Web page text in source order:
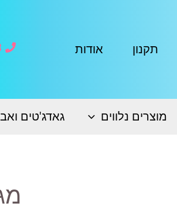
תקנון אודות
מוצרים נלווים גאדג'טים